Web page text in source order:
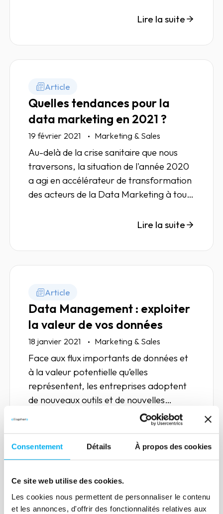
Consentement Détails À propos des cookies
Ce site web utilise des cookies.
Les cookies nous permettent de personnaliser le contenu
et les annonces, d'offrir des fonctionnalités relatives aux
Lire la suite
Article
Quelles tendances pour la
data marketing en 2021 ?
19 février 2021 Marketing & Sales
Au-delà de la crise sanitaire que nous
traversons, la situation de l'année 2020
a agi en accélérateur de transformation
des acteurs de la Data Marketing à tous
Lire la suite
Article
Data Management : exploiter
la valeur de vos données
18 janvier 2021 Marketing & Sales
Face aux flux importants de données et
à la valeur potentielle qu’elles
représentent, les entreprises adoptent
de nouveaux outils et de nouvelles
pratiques pour exploiter ces
informations. C’est ce qu’on appelle le
Data Management.
Lire la suite
Article